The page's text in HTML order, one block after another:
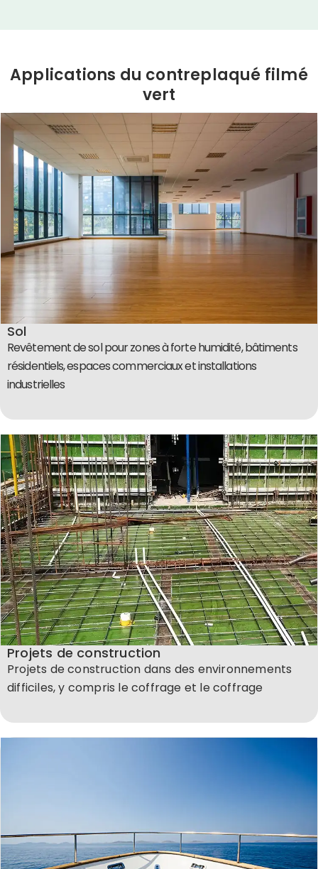
Applications du contreplaqué filmé
vert
Sol
Revêtement de sol pour zones à forte humidité, bâtiments
résidentiels, espaces commerciaux et installations
industrielles
Projets de construction
Projets de construction dans des environnements
difficiles, y compris le coffrage et le coffrage